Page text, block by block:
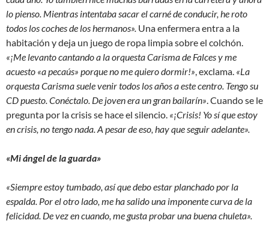
lo pienso. Mientras intentaba sacar el carné de conducir, he roto
todos los coches de los hermanos». Una enfermera entra a la
habitación y deja un juego de ropa limpia sobre el colchón.
«¡Me levanto cantando a la orquesta Carisma de Falces y me
acuesto «a pecaús» porque no me quiero dormir!», exclama. «La
orquesta Carisma suele venir todos los años a este centro. Tengo su
CD puesto. Conéctalo. De joven era un gran bailarín». Cuando se le
pregunta por la crisis se hace el silencio. «¡Crisis! Yo sí que estoy
en crisis, no tengo nada. A pesar de eso, hay que seguir adelante».
«Mi ángel de la guarda»
«Siempre estoy tumbado, así que debo estar planchado por la
espalda. Por el otro lado, me ha salido una imponente curva de la
felicidad. De vez en cuando, me gusta probar una buena chuleta».